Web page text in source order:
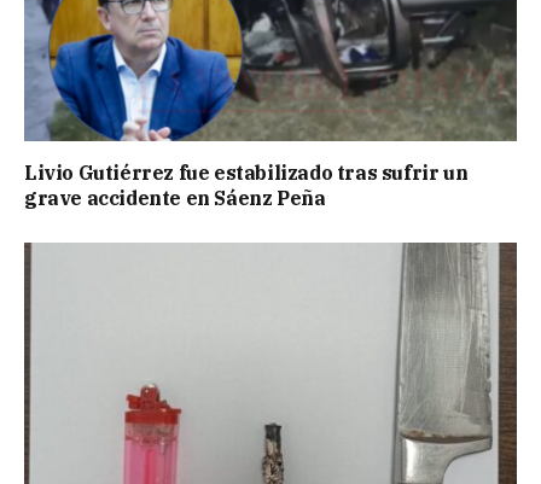
Livio Gutiérrez fue estabilizado tras sufrir un
grave accidente en Sáenz Peña